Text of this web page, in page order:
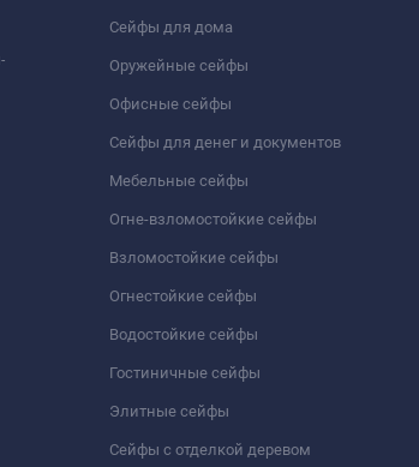
Сейфы для дома
Оружейные сейфы
Офисные сейфы
Сейфы для денег и документов
Мебельные сейфы
Огне-взломостойкие сейфы
Взломостойкие сейфы
Огнестойкие сейфы
Водостойкие сейфы
Гостиничные сейфы
Элитные сейфы
Сейфы с отделкой деревом